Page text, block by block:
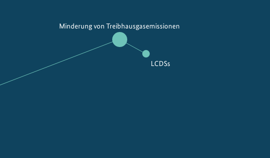
Minderung von Treibhausgasemissionen
LCDSs